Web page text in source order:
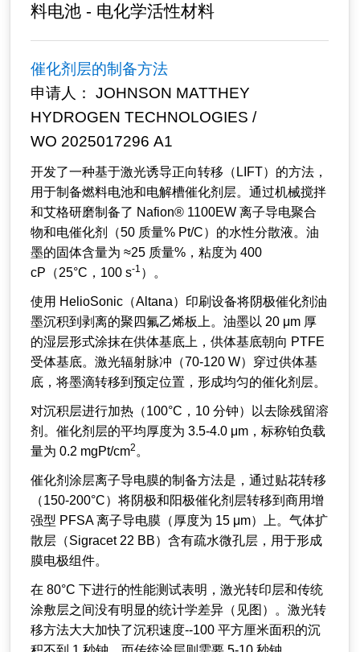
料电池 - 电化学活性材料
催化剂层的制备方法
申请人： JOHNSON MATTHEY
HYDROGEN TECHNOLOGIES /
WO 2025017296 A1
开发了一种基于激光诱导正向转移（LIFT）的方法，
用于制备燃料电池和电解槽催化剂层。通过机械搅拌
和艾格研磨制备了 Nafion® 1100EW 离子导电聚合
物和电催化剂（50 质量% Pt/C）的水性分散液。油
墨的固体含量为 ≈25 质量%，粘度为 400
cP（25°C，100 s-1 ）。
使用 HelioSonic（Altana）印刷设备将阴极催化剂油
墨沉积到剥离的聚四氟乙烯板上。油墨以 20 μm 厚
的湿层形式涂抹在供体基底上，供体基底朝向 PTFE
受体基底。激光辐射脉冲（70-120 W）穿过供体基
底，将墨滴转移到预定位置，形成均匀的催化剂层。
对沉积层进行加热（100°C，10 分钟）以去除残留溶
剂。催化剂层的平均厚度为 3.5-4.0 μm，标称铂负载
量为 0.2 mgPt/cm2 。
催化剂涂层离子导电膜的制备方法是，通过贴花转移
（150-200°C）将阴极和阳极催化剂层转移到商用增
强型 PFSA 离子导电膜（厚度为 15 μm）上。气体扩
散层（Sigracet 22 BB）含有疏水微孔层，用于形成
膜电极组件。
在 80°C 下进行的性能测试表明，激光转印层和传统
涂敷层之间没有明显的统计学差异（见图）。激光转
移方法大大加快了沉积速度--100 平方厘米面积的沉